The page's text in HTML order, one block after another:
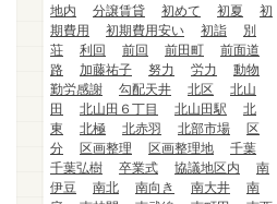
地内
分譲賃貸 初めて 初夏
初
期費用
初期費用安い 初詣
別
荘
利回 前回 前田町
前面道
路
加藤祐子 努力 労力
動物
勤労感謝
勾配天井 北区
北山
田
北山田６丁目 北山田駅
北
東
北極 北赤羽 北部市場
区
分
区画整理 区画整理地
千葉
千葉弘樹
卒業式 協議地区内
南
伊豆
南北 南向き 南大井
南